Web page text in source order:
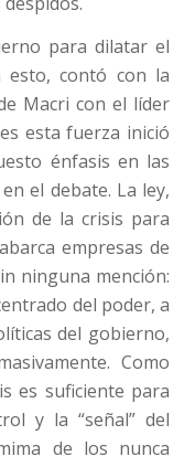
para dilatar el
esto, contó con la
Macri con el líder
esta fuerza inició
énfasis en las
el debate. La ley,
de la crisis para
empresas de
ninguna mención:
del poder, a
del gobierno,
Como
es suficiente para
y la “señal” del
de los nunca